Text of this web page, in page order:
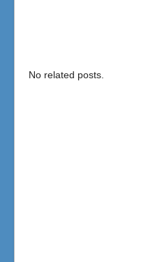
No related posts.